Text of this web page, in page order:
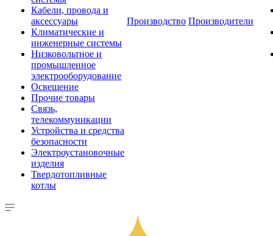
Кабели, провода и
аксессуары
Климатические и
инженерные системы
Низковольтное и
промышленное
электрооборудование
Освещение
Прочие товары
Связь,
телекоммуникации
Устройства и средства
безопасности
Электроустановочные
изделия
Твердотопливные
котлы
Производство Производители